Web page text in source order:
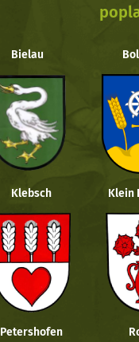
Bielau
Klebsch Klein
Petershofen